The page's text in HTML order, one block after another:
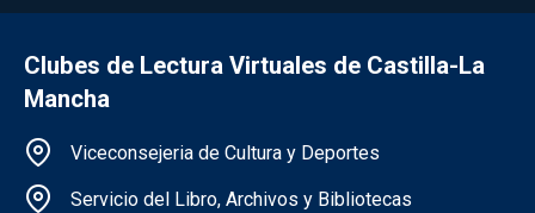
Clubes de Lectura Virtuales de Castilla-La
Mancha
Información de la institución
Viceconsejeria de Cultura y Deportes
Servicio del Libro, Archivos y Bibliotecas